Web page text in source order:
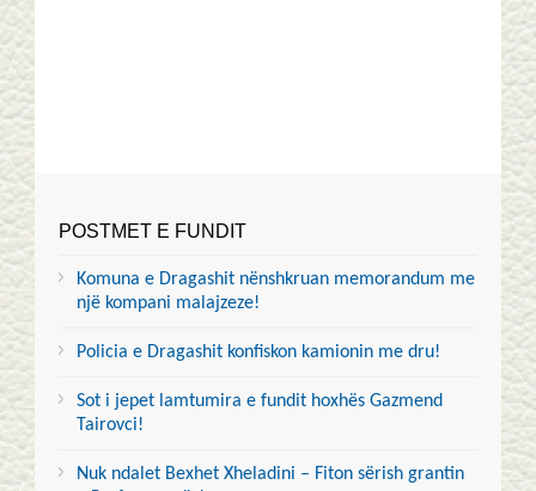
POSTMET E FUNDIT
Komuna e Dragashit nënshkruan memorandum me
një kompani malajzeze!
Policia e Dragashit konfiskon kamionin me dru!
Sot i jepet lamtumira e fundit hoxhës Gazmend
Tairovci!
Nuk ndalet Bexhet Xheladini – Fiton sërish grantin